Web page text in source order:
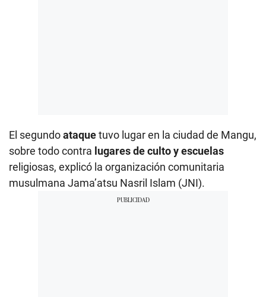
El segundoataquetuvo lugar en la ciudad de Mangu,
sobre todo contra lugares de culto y escuelas
religiosas, explicó la organización comunitaria
musulmana Jama’atsu Nasril Islam (JNI).